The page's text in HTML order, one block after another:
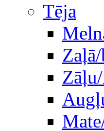
Tēja